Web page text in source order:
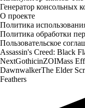
Генератор консольных
О проекте
Политика
Политика обработки
Пользовательское
Assassin's Creed: Black
NextGothicinZOIMass
DawnwalkerThe Elder
Feathers